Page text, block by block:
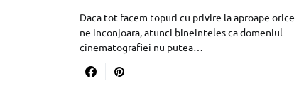
Daca tot facem topuri cu privire la aproape orice
ne inconjoara, atunci bineinteles ca domeniul
cinematografiei nu putea…